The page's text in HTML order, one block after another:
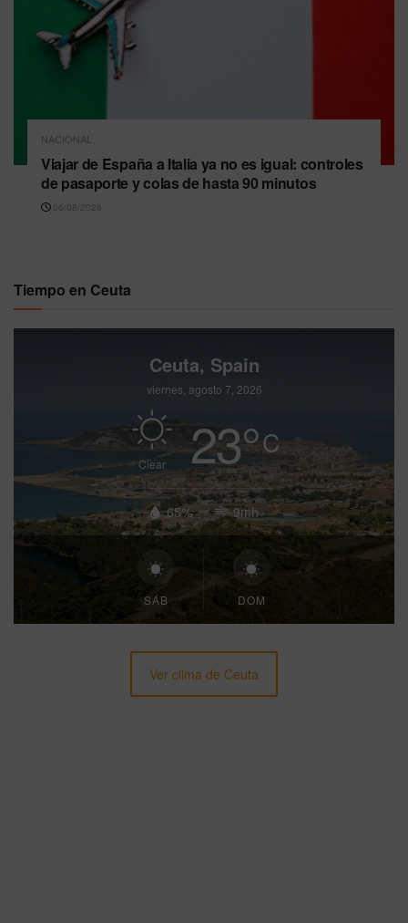
NACIONAL
Viajar de España a Italia ya no es igual: controles
de pasaporte y colas de hasta 90 minutos
06/08/2026
Tiempo en Ceuta
Ceuta, Spain
viernes, agosto 7, 2026
Clear 23°C
65% 9mh
SÁB DOM
Ver clima de Ceuta